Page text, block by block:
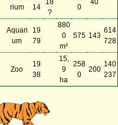
rium
14
?
0
Aquari
um
19
79
880
0
m²
575 143
614
728
Zoo
19
38
15,
9
ha
258
0
200
140
237